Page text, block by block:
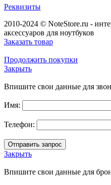
Реквизиты
2010-2024 © NoteStore.ru -
аксессуаров для ноутбуков
Заказать товар
Продолжить покупки
Закрыть
Впишите свои данные для
Имя:
Телефон:
Закрыть
Впишите свои данные для